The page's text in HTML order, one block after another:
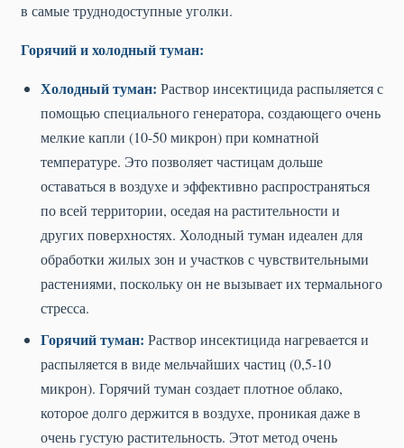
в самые труднодоступные уголки.
Горячий и холодный туман:
Холодный туман: Раствор инсектицида распыляется с
помощью специального генератора, создающего очень
мелкие капли (10-50 микрон) при комнатной
температуре. Это позволяет частицам дольше
оставаться в воздухе и эффективно распространяться
по всей территории, оседая на растительности и
других поверхностях. Холодный туман идеален для
обработки жилых зон и участков с чувствительными
растениями, поскольку он не вызывает их термального
стресса.
Горячий туман: Раствор инсектицида нагревается и
распыляется в виде мельчайших частиц (0,5-10
микрон). Горячий туман создает плотное облако,
которое долго держится в воздухе, проникая даже в
очень густую растительность. Этот метод очень